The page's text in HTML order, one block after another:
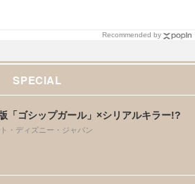
Recommended by
SPECIAL
「ゴシップガール」×シリアルキラー!?
・ディズニー・ジャパン